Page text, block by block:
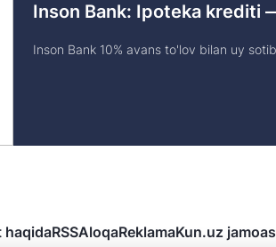
Inson Bank: Ipoteka krediti
Inson Bank 10% avans to'lov bilan uy
haqidaRSSAloqaReklamaKun.uz